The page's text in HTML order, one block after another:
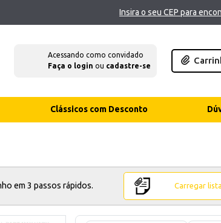
Insira o seu CEP para
Acessando como convidado
Faça o login ou cadastre-se
Clássicos com Desconto
em 3 passos rápidos. Carregar